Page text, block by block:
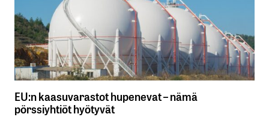
EU:n kaasuvarastot hupenevat – nämä
pörssiyhtiöt hyötyvät